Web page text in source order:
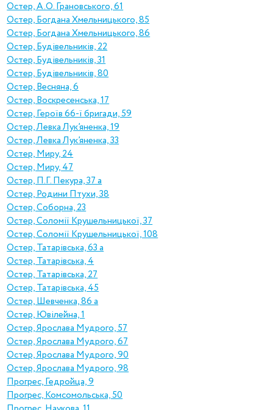
Остер, А.О. Грановського, 61
Остер, Богдана Хмельницького, 85
Остер, Богдана Хмельницького, 86
Остер, Будівельників, 22
Остер, Будівельників, 31
Остер, Будівельників, 80
Остер, Весняна, 6
Остер, Воскресенська, 17
Остер, Героїв 66-ї бригади, 59
Остер, Левка Лук’яненка, 19
Остер, Левка Лук’яненка, 33
Остер, Миру, 24
Остер, Миру, 47
Остер, П.Г. Пекура, 37 а
Остер, Родини Птухи, 38
Остер, Соборна, 23
Остер, Соломії Крушельницької, 37
Остер, Соломії Крушельницької, 108
Остер, Татарівська, 63 а
Остер, Татарівська, 4
Остер, Татарівська, 27
Остер, Татарівська, 45
Остер, Шевченка, 86 а
Остер, Ювілейна, 1
Остер, Ярослава Мудрого, 57
Остер, Ярослава Мудрого, 67
Остер, Ярослава Мудрого, 90
Остер, Ярослава Мудрого, 98
Прогрес, Гедройца, 9
Прогрес, Комсомольська, 50